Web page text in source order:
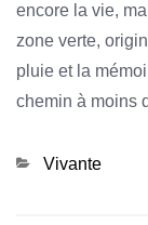
encore la vie,
zone verte,
pluie et la
chemin à moins
Categories
Vivante